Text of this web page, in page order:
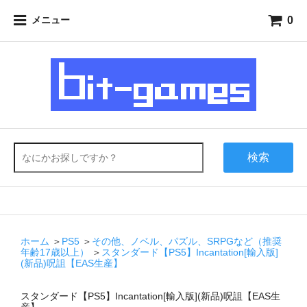
メニュー 0
検索
ホーム ＞ PS5 ＞ その他、ノベル、パズル、SRPGなど（推奨
年齢17歳以上）
＞ スタンダード【PS5】Incantation[輸入版]
(新品)呪詛【EAS生産】
スタンダード【PS5】Incantation[輸入版](新品)呪詛【EAS生